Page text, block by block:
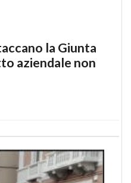
la Giunta
aziendale non